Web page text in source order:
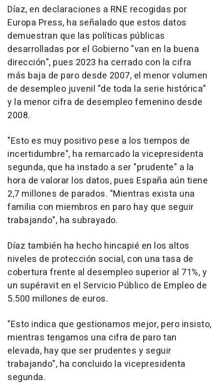
Díaz, en declaraciones a RNE recogidas por
Europa Press, ha señalado que estos datos
demuestran que las políticas públicas
desarrolladas por el Gobierno "van en la buena
dirección", pues 2023 ha cerrado con la cifra
más baja de paro desde 2007, el menor volumen
de desempleo juvenil "de toda la serie histórica"
y la menor cifra de desempleo femenino desde
2008.
"Esto es muy positivo pese a los tiempos de
incertidumbre", ha remarcado la vicepresidenta
segunda, que ha instado a ser "prudente" a la
hora de valorar los datos, pues España aún tiene
2,7 millones de parados. "Mientras exista una
familia con miembros en paro hay que seguir
trabajando", ha subrayado.
Díaz también ha hecho hincapié en los altos
niveles de protección social, con una tasa de
cobertura frente al desempleo superior al 71%, y
un supéravit en el Servicio Público de Empleo de
5.500 millones de euros.
"Esto indica que gestionamos mejor, pero insisto,
mientras tengamos una cifra de paro tan
elevada, hay que ser prudentes y seguir
trabajando", ha concluido la vicepresidenta
segunda.